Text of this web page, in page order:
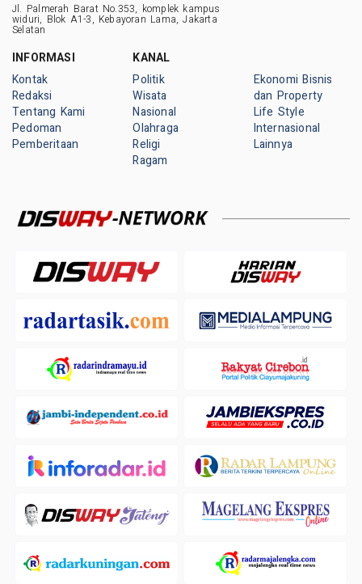
Jl. Palmerah Barat No.353, komplek kampus
widuri, Blok A1-3, Kebayoran Lama, Jakarta
Selatan
INFORMASI
Kontak
Redaksi
Tentang Kami
Pedoman
Pemberitaan
KANAL
Politik
Wisata
Nasional
Olahraga
Religi
Ragam
Ekonomi Bisnis
dan Property
Life Style
Internasional
Lainnya